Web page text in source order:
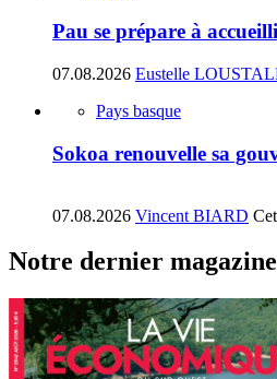
Pau se prépare à
07.08.2026 Eustelle
Pays basque
Sokoa renouvelle sa
07.08.2026 Vincent BIARD
Notre dernier magazine